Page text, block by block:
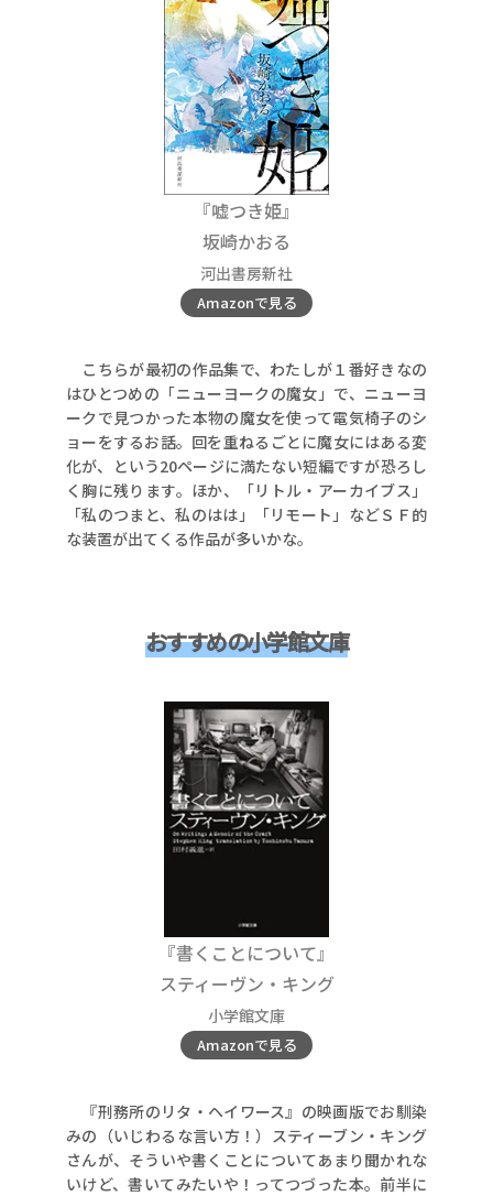
『嘘つき姫』
坂崎かおる
河出書房新社
Amazonで見る
こちらが最初の作品集で、わたしが１番好きなの
はひとつめの「ニューヨークの魔女」で、ニューヨ
ークで見つかった本物の魔女を使って電気椅子のシ
ョーをするお話。回を重ねるごとに魔女にはある変
化が、という20ページに満たない短編ですが恐ろし
く胸に残ります。ほか、「リトル・アーカイブス」
「私のつまと、私のはは」「リモート」などＳＦ的
な装置が出てくる作品が多いかな。
おすすめの小学館文庫
『書くことについて』
スティーヴン・キング
小学館文庫
Amazonで見る
『刑務所のリタ・ヘイワース』の映画版でお馴染
みの（いじわるな言い方！）スティーブン・キング
さんが、そういや書くことについてあまり聞かれな
いけど、書いてみたいや！ってつづった本。前半に